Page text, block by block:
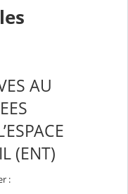
AU
(ENT)
: